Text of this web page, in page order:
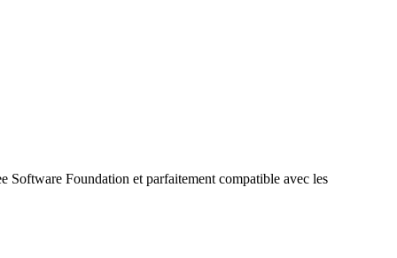
Software Foundation et parfaitement compatible avec les